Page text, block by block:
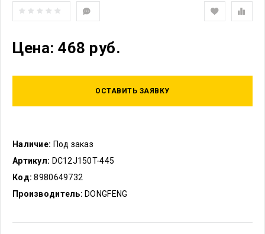
Наличие: Под заказ
Артикул: DC12J150T-445
Код: 8980649732
Производитель: DONGFENG
Цена: 468 руб.
ОСТАВИТЬ ЗАЯВКУ